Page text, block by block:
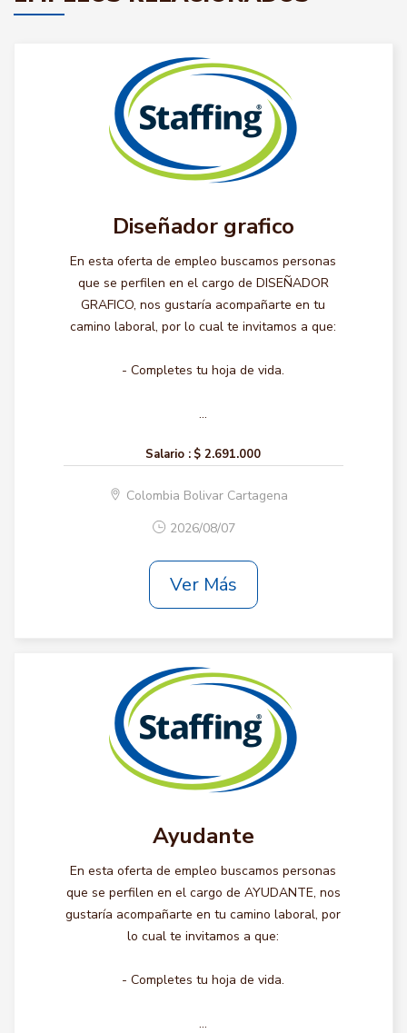
Diseñador grafico
En esta oferta de empleo buscamos personas
que se perfilen en el cargo de DISEÑADOR
GRAFICO, nos gustaría acompañarte en tu
camino laboral, por lo cual te invitamos a que:
- Completes tu hoja de vida.
...
Salario : $ 2.691.000
Colombia Bolivar Cartagena
2026/08/07
Ver Más
Ayudante
En esta oferta de empleo buscamos personas
que se perfilen en el cargo de AYUDANTE, nos
gustaría acompañarte en tu camino laboral, por
lo cual te invitamos a que:
- Completes tu hoja de vida.
...